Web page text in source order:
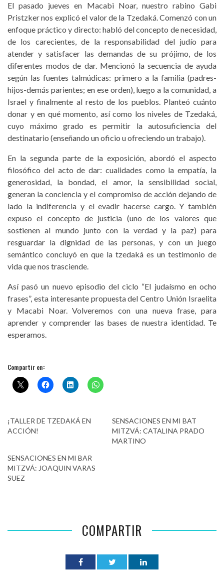
El pasado jueves en Macabi Noar, nuestro rabino Gabi
Pristzker nos explicó el valor de la Tzedaká. Comenzó con un
enfoque práctico y directo: habló del concepto de necesidad,
de los carecientes, de la responsabilidad del judío para
atender y satisfacer las demandas de su prójimo, de los
diferentes modos de dar. Mencionó la secuencia de ayuda
según las fuentes talmúdicas: primero a la familia (padres-
hijos-demás parientes; en ese orden), luego a la comunidad, a
Israel y finalmente al resto de los pueblos. Planteó cuánto
donar y en qué momento, así como los niveles de Tzedaká,
cuyo máximo grado es permitir la autosuficiencia del
destinatario (enseñando un oficio u ofreciendo un trabajo).
En la segunda parte de la exposición, abordó el aspecto
filosófico del acto de dar: cualidades como la empatía, la
generosidad, la bondad, el amor, la sensibilidad social,
generan la conciencia y el compromiso de acción dejando de
lado la indiferencia y el evadir hacerse cargo. Y también
expuso el concepto de justicia (uno de los valores que
sostienen al mundo junto con la verdad y la paz) para
resguardar la dignidad de las personas, y con un juego
semántico concluyó en que la tzedaká es un testimonio de
vida que nos trasciende.
Así pasó un nuevo episodio del ciclo “El judaísmo en ocho
frases”, esta interesante propuesta del Centro Unión Israelita
y Macabi Noar. Volveremos con una nueva frase, para
aprender y comprender las bases de nuestra identidad. Te
esperamos.
Compartir en:
¡TALLER DE TZEDAKÁ EN
ACCIÓN!
SENSACIONES EN MI BAT
MITZVÁ: CATALINA PRADO
MARTINO
SENSACIONES EN MI BAR
MITZVÁ: JOAQUIN VARAS
SUEZ
COMPARTIR